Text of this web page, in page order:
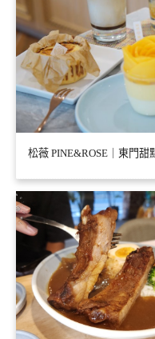
松薇 PINE&ROSE｜東門